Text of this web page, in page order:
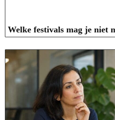
Welke festivals mag je niet